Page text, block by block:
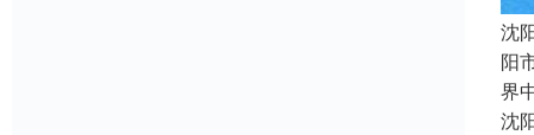
沈
阳
界
沈